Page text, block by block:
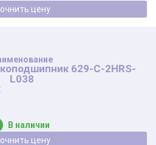
Уточнить цену
629-C-2HRS-
L038
В наличии
Уточнить цену